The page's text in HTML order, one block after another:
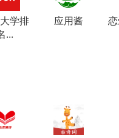
学排
...
应用酱